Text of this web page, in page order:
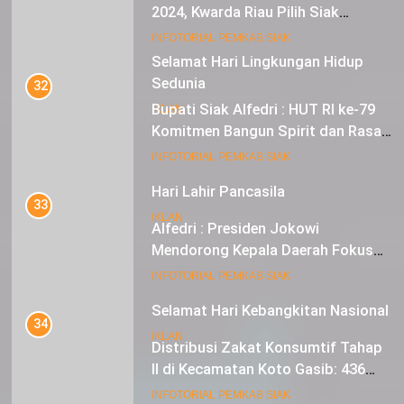
Selamat Hari Lingkungan Hidup
Sedunia
IKLAN
Hari Lahir Pancasila
IKLAN
Selamat Hari Kebangkitan Nasional
IKLAN
2024, Kwarda Riau Pilih Siak
Sebagai Tuan Rumah
INFOTORIAL PEMKAB SIAK
32
Bupati Siak Alfedri : HUT RI ke-79
Komitmen Bangun Spirit dan Rasa
Nasionalisme
INFOTORIAL PEMKAB SIAK
33
Alfedri : Presiden Jokowi
Mendorong Kepala Daerah Fokus
pada Inflasi dan Pilkada Serentak
INFOTORIAL PEMKAB SIAK
34
Distribusi Zakat Konsumtif Tahap
II di Kecamatan Koto Gasib: 436
Mustahik Terima Bantuan
INFOTORIAL PEMKAB SIAK